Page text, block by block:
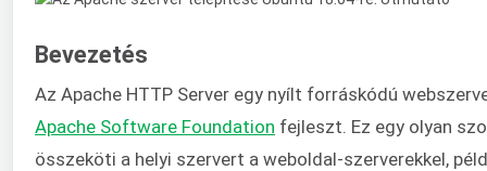
Bevezetés
Az Apache HTTP Server egy nyílt forráskódú
Apache Software Foundation fejleszt. Ez egy olyan
összeköti a helyi szervert a weboldal-szerverekkel,